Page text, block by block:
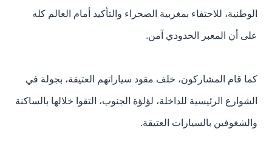
الوطنية، للاحتفاء بمغربية الصحراء والتأكيد أمام العالم كله
على أن المعبر الحدودي آمن.
كما قام المشاركون، خلف مقود سياراتهم العتيقة، بجولة في
الشوارع الرئيسية للداخلة، لؤلؤة الجنوب، التقوا خلالها بالساكنة
والشغوفين بالسيارات العتيقة.